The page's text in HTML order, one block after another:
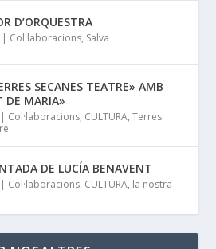
D’ORQUESTRA
| Col·laboracions, Salva
SECANES TEATRE» AMB
DE MARIA»
| Col·laboracions, CULTURA,Terres
DE LUCÍA BENAVENT
| Col·laboracions, CULTURA, la nostra